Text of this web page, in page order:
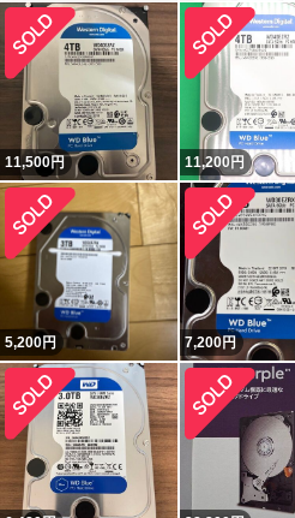
11,500円 11,200 円
5,200円 7,200円